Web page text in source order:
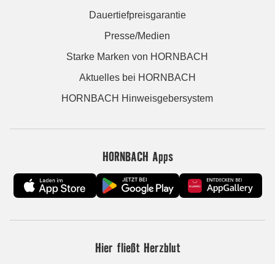
Dauertiefpreisgarantie
Presse/Medien
Starke Marken von HORNBACH
Aktuelles bei HORNBACH
HORNBACH Hinweisgebersystem
HORNBACH Apps
Hier fließt Herzblut